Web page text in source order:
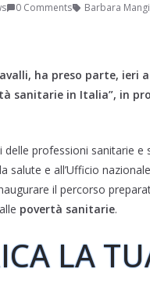
0 Comments Barbara
ha preso parte, ieri
sanitarie in Italia”, in
delle professioni sanitarie
salute e all’Ufficio
il percorso
povertà sanitarie.
LA